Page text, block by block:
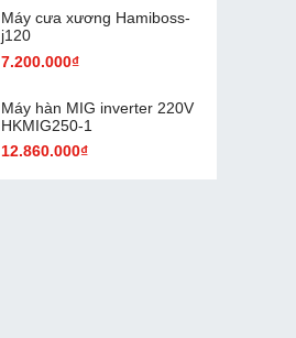
Máy cưa xương Hamiboss-
j120
7.200.000₫
Máy hàn MIG inverter 220V
HKMIG250-1
12.860.000₫